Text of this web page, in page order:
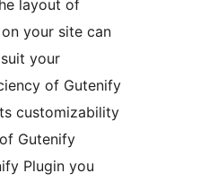
layout of
your site can
your
of Gutenify
customizability
Gutenify
Plugin you